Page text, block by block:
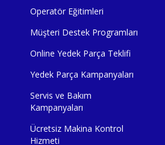
Operatör Eğitimleri
Müşteri Destek Programları
Online Yedek Parça Teklifi
Yedek Parça Kampanyaları
Servis ve Bakım
Kampanyaları
Ücretsiz Makina Kontrol
Hizmeti